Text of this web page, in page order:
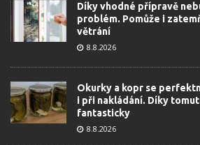
Díky vhodné přípravě
problém. Pomůže i
větrání
8.8.2026
Okurky a kopr se
i při nakládání. Díky
fantasticky
8.8.2026